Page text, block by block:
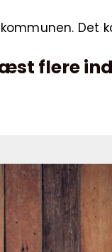
flere